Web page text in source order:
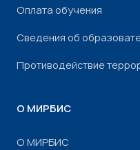
Оплата обучения
Сведения об
Противодействие
О МИРБИС
О МИРБИС